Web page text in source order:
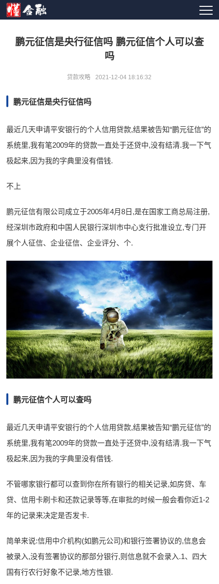
鹏元征信是央行征信吗 鹏元征信个人可以查
吗
贷款攻略 2021-12-04 18:16:32
鹏元征信是央行征信吗
最近几天申请平安银行的个人信用贷款,结果被告知“鹏元征信”的
系统里,我有笔2009年的贷款一直处于还贷中,没有结清.我一下气
极起来,因为我的字典里没有借钱.
不上
鹏元征信有限公司成立于2005年4月8日,是在国家工商总局注册,
经深圳市政府和中国人民银行深圳市中心支行批准设立,专门开
展个人征信、企业征信、企业评分、个.
鹏元征信个人可以查吗
最近几天申请平安银行的个人信用贷款,结果被告知“鹏元征信”的
系统里,我有笔2009年的贷款一直处于还贷中,没有结清.我一下气
极起来,因为我的字典里没有借钱.
不管哪家银行都可以查到你在所有银行的相关记录,如房贷、车
贷、信用卡刷卡和还款记录等等,在审批的时候一般会看你近1-2
年的记录来决定是否发卡.
简单来说:信用中介机构(如鹏元公司)和银行签署协议的,信息会
被录入,没有签署协议的那部分银行,则信息就不会录入.1、四大
国有行农行好象不记录,地方性银.